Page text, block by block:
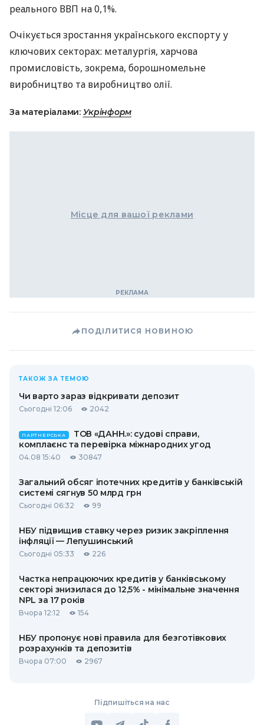
реального ВВП на 0,1%.
Очікується зростання українського експорту у
ключових секторах: металургія, харчова
промисловість, зокрема, борошномельне
виробництво та виробництво олії.
За матеріалами: Укрінформ
Місце для вашої реклами
ПОДІЛИТИСЯ НОВИНОЮ
ТАКОЖ ЗА ТЕМОЮ
Чи варто зараз відкривати депозит
Сьогодні 12:06 2042
ПАРТНЕРСЬКА
ТОВ «ДАНН.»: судові справи,
комплаєнс та перевірка міжнародних угод
04.08 15:40 30847
Загальний обсяг іпотечних кредитів у банківській
системі сягнув 50 млрд грн
Сьогодні 06:32 99
НБУ підвищив ставку через ризик закріплення
інфляції — Лепушинський
Сьогодні 05:33 226
Частка непрацюючих кредитів у банківському
секторі знизилася до 12,5% - мінімальне значення
NPL за 17 років
Вчора 12:12 154
НБУ пропонує нові правила для безготівкових
розрахунків та депозитів
Вчора 07:00 2967
Підпишіться на нас